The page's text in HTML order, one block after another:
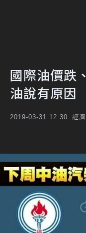
國際油價跌
油說有原因
2019-03-31 12:30 經